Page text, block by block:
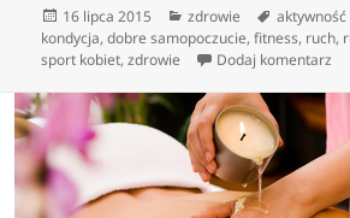
Data
publikacji
16 lipca 2015 Kategorie
zdrowie Tagi
kondycja,dobre samopoczucie,fitness, ruch,
sport kobiet,zdrowie Dodaj komentarz